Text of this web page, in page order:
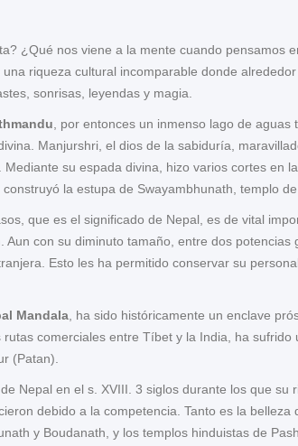
¿Qué nos viene a la mente cuando pensamos
riqueza cultural incomparable donde
sonrisas, leyendas y magia.
, por entonces un inmenso lago de
Manjurshri, el dios de la sabiduría,
su espada divina, hizo varios cortes en
construyó la estupa de Swayambhunath, templo
que es el significado de Nepal, es de vital
con su diminuto tamaño, entre dos potencias
Esto les ha permitido conservar su
Mandala , ha sido históricamente un enclave
comerciales entre Tíbet y la India, ha
(Patan).
Nepal en el s. XVIII. 3 siglos durante los que
debido a la competencia. Tanto es la
y Boudanath, y los templos hinduistas de